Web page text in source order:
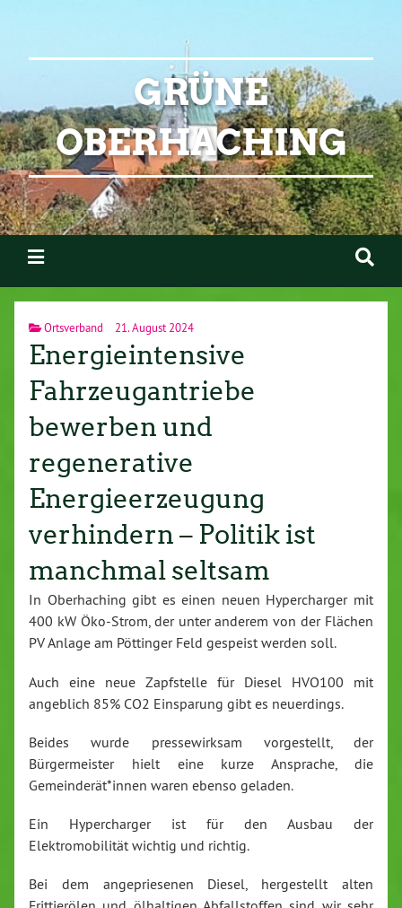
GRÜNE
OBERHACHING
Ortsverband 21. August 2024
Energieintensive
Fahrzeugantriebe
bewerben und
regenerative
Energieerzeugung
verhindern – Politik ist
manchmal seltsam
In Oberhaching gibt es einen neuen Hypercharger mit
400 kW Öko-Strom, der unter anderem von der Flächen
PV Anlage am Pöttinger Feld gespeist werden soll.
Auch eine neue Zapfstelle für Diesel HVO100 mit
angeblich 85% CO2 Einsparung gibt es neuerdings.
Beides wurde pressewirksam vorgestellt, der
Bürgermeister hielt eine kurze Ansprache, die
Gemeinderät*innen waren ebenso geladen.
Ein Hypercharger ist für den Ausbau der
Elektromobilität wichtig und richtig.
Bei dem angepriesenen Diesel, hergestellt alten